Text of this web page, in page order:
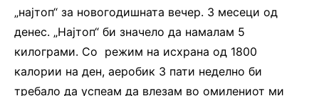
„најтоп“ за новогодишната вечер. 3 месеци од
денес. „Најтоп“ би значело да намалам 5
килограми. Со режим на исхрана од 1800
калории на ден, аеробик 3 пати неделно би
требало да успеам да влезам во омилениот ми